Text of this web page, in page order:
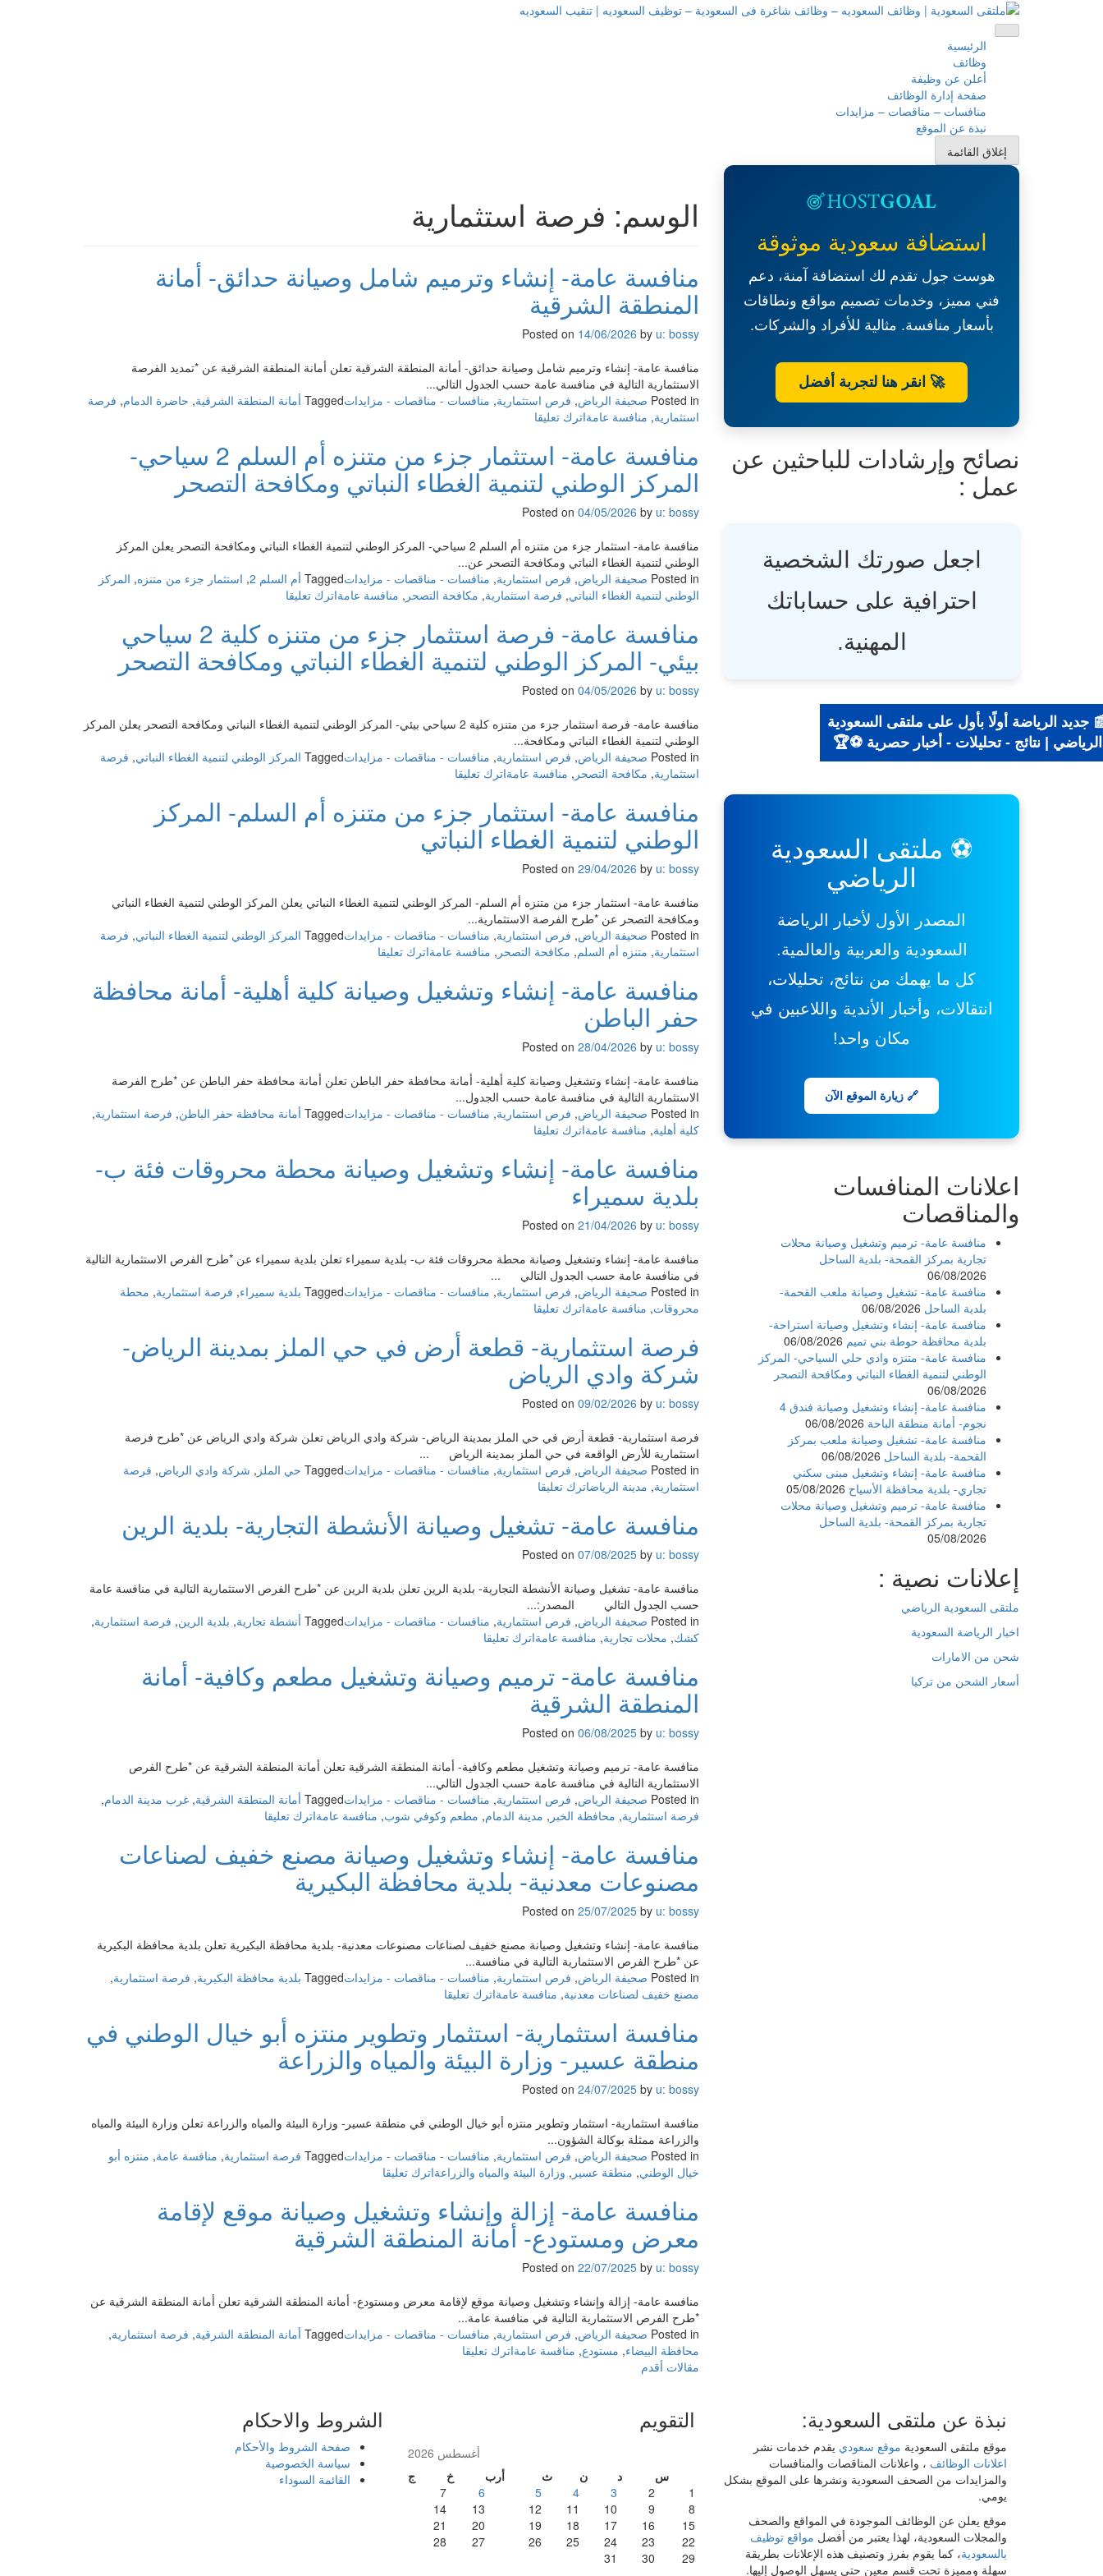
ملتقى السعودية | وظائف السعوديه – وظائف شاغرة فى السعودية – توظيف السعوديه | تنقيب السعوديه
ملتقى السعودية | وظائف السعوديه – وظائف شاغرة فى السعودية – توظيف السعوديه | تنقيب السعوديه
الرئيسية
وظائف
أعلن عن وظيفة
صفحة إدارة الوظائف
منافسات – مناقصات – مزايدات
نبذة عن الموقع
إغلاق القائمة
الوسم: فرصة استثمارية
منافسة عامة- إنشاء وترميم شامل وصيانة حدائق- أمانة
المنطقة الشرقية
Posted on 14/06/2026 by u: bossy
منافسة عامة- إنشاء وترميم شامل وصيانة حدائق- أمانة المنطقة الشرقية تعلن أمانة المنطقة الشرقية عن *تمديد الفرصة
الاستثمارية التالية في منافسة عامة حسب الجدول التالي...
Posted in صحيفة الرياض, فرص استثمارية, منافسات - مناقصات - مزايداتTagged أمانة المنطقة الشرقية, حاضرة الدمام, فرصة
استثمارية, منافسة عامةاترك تعليقا
عامة-
إنشاء
وترميم
شامل
وصيانة
أمانة
المنطقة
الشرقية
منافسة عامة- استثمار جزء من متنزه أم السلم 2 سياحي-
المركز الوطني لتنمية الغطاء النباتي ومكافحة التصحر
Posted on 04/05/2026 by u: bossy
منافسة عامة- استثمار جزء من متنزه أم السلم 2 سياحي- المركز الوطني لتنمية الغطاء النباتي ومكافحة التصحر يعلن المركز
الوطني لتنمية الغطاء النباتي ومكافحة التصحر عن...
Posted in صحيفة الرياض, فرص استثمارية, منافسات - مناقصات - مزايداتTagged أم السلم 2 , استثمار جزء من متنزه, المركز
الوطني لتنمية الغطاء النباتي, فرصة استثمارية, مكافحة التصحر , منافسة عامةاترك تعليقا
عامة-
استثمار
جزء
من
السلم
سياحي-
لتنمية
الغطاء
منافسة عامة- فرصة استثمار جزء من متنزه كلية 2 سياحي
بيئي- المركز الوطني لتنمية الغطاء النباتي ومكافحة التصحر
Posted on 04/05/2026 by u: bossy
منافسة عامة- فرصة استثمار جزء من متنزه كلية 2 سياحي بيئي- المركز الوطني لتنمية الغطاء النباتي ومكافحة التصحر يعلن المركز
الوطني لتنمية الغطاء النباتي ومكافحة...
Posted in صحيفة الرياض, فرص استثمارية, منافسات - مناقصات - مزايداتTagged المركز الوطني لتنمية الغطاء النباتي, فرصة
استثمارية, مكافحة التصحر , منافسة عامةاترك تعليقا
فرصة
استثمار
جزء
كلية
سياحي
بيئي-
الوطني
لتنمية
منافسة عامة- استثمار جزء من متنزه أم السلم- المركز
الوطني لتنمية الغطاء النباتي
Posted on 29/04/2026 by u: bossy
منافسة عامة- استثمار جزء من متنزه أم السلم- المركز الوطني لتنمية الغطاء النباتي يعلن المركز الوطني لتنمية الغطاء النباتي
ومكافحة التصحر عن *طرح الفرصة الاستثمارية...
Posted in صحيفة الرياض, فرص استثمارية, منافسات - مناقصات - مزايداتTagged المركز الوطني لتنمية الغطاء النباتي, فرصة
استثمارية, متنزه أم السلم, مكافحة التصحر , منافسة عامةاترك تعليقا
عامة-
استثمار
السلم-
الوطني
النباتي
منافسة عامة- إنشاء وتشغيل وصيانة كلية أهلية- أمانة محافظة
حفر الباطن
Posted on 28/04/2026 by u: bossy
منافسة عامة- إنشاء وتشغيل وصيانة كلية أهلية- أمانة محافظة حفر الباطن تعلن أمانة محافظة حفر الباطن عن *طرح الفرصة
الاستثمارية التالية في منافسة عامة حسب الجدول...
Posted in صحيفة الرياض, فرص استثمارية, منافسات - مناقصات - مزايداتTagged أمانة محافظة حفر الباطن, فرصة استثمارية,
كلية أهلية, منافسة عامةاترك تعليقا
عامة-
إنشاء
كلية
أمانة
محافظة
حفر
منافسة عامة- إنشاء وتشغيل وصيانة محطة محروقات فئة ب-
بلدية سميراء
Posted on 21/04/2026 by u: bossy
منافسة عامة- إنشاء وتشغيل وصيانة محطة محروقات فئة ب- بلدية سميراء تعلن بلدية سميراء عن *طرح الفرص الاستثمارية التالية
في منافسة عامة حسب الجدول التالي ...
Posted in صحيفة الرياض, فرص استثمارية, منافسات - مناقصات - مزايداتTagged بلدية سميراء, فرصة استثمارية, محطة
محروقات, منافسة عامةاترك تعليقا
عامة-
إنشاء
وتشغيل
وصيانة
محطة
فئة
ب-
بلدية
فرصة استثمارية- قطعة أرض في حي الملز بمدينة الرياض-
شركة وادي الرياض
Posted on 09/02/2026 by u: bossy
فرصة استثمارية- قطعة أرض في حي الملز بمدينة الرياض- شركة وادي الرياض تعلن شركة وادي الرياض عن *طرح فرصة
استثمارية للأرض الواقعة في حي الملز بمدينة الرياض ...
Posted in صحيفة الرياض, فرص استثمارية, منافسات - مناقصات - مزايداتTagged حي الملز , شركة وادي الرياض, فرصة
استثمارية, مدينة الرياضاترك تعليقا
استثمارية-
قطعة
أرض
حي
الملز
بمدينة
الرياض-
شركة
الرياض
منافسة عامة- تشغيل وصيانة الأنشطة التجارية- بلدية الرين
Posted on 07/08/2025 by u: bossy
منافسة عامة- تشغيل وصيانة الأنشطة التجارية- بلدية الرين تعلن بلدية الرين عن *طرح الفرص الاستثمارية التالية في منافسة عامة
حسب الجدول التالي المصدر:...
Posted in صحيفة الرياض, فرص استثمارية, منافسات - مناقصات - مزايداتTagged أنشطة تجارية, بلدية الرين, فرصة استثمارية,
كشك, محلات تجارية, منافسة عامةاترك تعليقا
تشغيل
الرين
منافسة عامة- ترميم وصيانة وتشغيل مطعم وكافية- أمانة
المنطقة الشرقية
Posted on 06/08/2025 by u: bossy
منافسة عامة- ترميم وصيانة وتشغيل مطعم وكافية- أمانة المنطقة الشرقية تعلن أمانة المنطقة الشرقية عن *طرح الفرص
الاستثمارية التالية في منافسة عامة حسب الجدول التالي...
Posted in صحيفة الرياض, فرص استثمارية, منافسات - مناقصات - مزايداتTagged أمانة المنطقة الشرقية, غرب مدينة الدمام,
فرصة استثمارية, محافظة الخبر , مدينة الدمام, مطعم وكوفي شوب, منافسة عامةاترك تعليقا
عامة-
ترميم
أمانة
الشرقية
منافسة عامة- إنشاء وتشغيل وصيانة مصنع خفيف لصناعات
مصنوعات معدنية- بلدية محافظة البكيرية
Posted on 25/07/2025 by u: bossy
منافسة عامة- إنشاء وتشغيل وصيانة مصنع خفيف لصناعات مصنوعات معدنية- بلدية محافظة البكيرية تعلن بلدية محافظة البكيرية
عن *طرح الفرص الاستثمارية التالية في منافسة...
Posted in صحيفة الرياض, فرص استثمارية, منافسات - مناقصات - مزايداتTagged بلدية محافظة البكيرية, فرصة استثمارية,
مصنع خفيف لصناعات معدنية, منافسة عامةاترك تعليقا
إنشاء
وتشغيل
وصيانة
لصناعات
معدنية-
بلدية
البكيرية
منافسة استثمارية- استثمار وتطوير منتزه أبو خيال الوطني في
منطقة عسير- وزارة البيئة والمياه والزراعة
Posted on 24/07/2025 by u: bossy
منافسة استثمارية- استثمار وتطوير منتزه أبو خيال الوطني في منطقة عسير- وزارة البيئة والمياه والزراعة تعلن وزارة البيئة والمياه
والزراعة ممثلة بوكالة الشؤون...
Posted in صحيفة الرياض, فرص استثمارية, منافسات - مناقصات - مزايداتTagged فرصة استثمارية, منافسة عامة, منتزه أبو
خيال الوطني, منطقة عسير , وزارة البيئة والمياه والزراعةاترك تعليقا
استثمارية-
استثمار
وتطوير
منتزه
الوطني
منطقة
والزراعة
منافسة عامة- إزالة وإنشاء وتشغيل وصيانة موقع لإقامة
معرض ومستودع- أمانة المنطقة الشرقية
Posted on 22/07/2025 by u: bossy
منافسة عامة- إزالة وإنشاء وتشغيل وصيانة موقع لإقامة معرض ومستودع- أمانة المنطقة الشرقية تعلن أمانة المنطقة الشرقية عن
*طرح الفرص الاستثمارية التالية في منافسة عامة...
Posted in صحيفة الرياض, فرص استثمارية, منافسات - مناقصات - مزايداتTagged أمانة المنطقة الشرقية, فرصة استثمارية,
محافظة البيضاء, مستودع, مناقسة عامةاترك تعليقا
وصيانة
موقع
لإقامة
معرض
ومستودع-
أمانة
المنطقة
تصفّح
مقالات أقدم
استضافة سعودية موثوقة
هوست جول تقدم لك استضافة آمنة، دعم
فني مميز، وخدمات تصميم مواقع ونطاقات
بأسعار منافسة. مثالية للأفراد والشركات.
🚀 انقر هنا لتجربة أفضل
نصائح وإرشادات للباحثين عن
عمل :
اجعل صورتك الشخصية
احترافية على حساباتك
المهنية.
📰 جديد الرياضة أولًا بأول على ملتقى السعودية
الرياضي | نتائج - تحليلات - أخبار حصرية ⚽🏆
⚽ ملتقى السعودية
الرياضي
المصدر الأول لأخبار الرياضة
السعودية والعربية والعالمية.
كل ما يهمك من نتائج، تحليلات،
انتقالات، وأخبار الأندية واللاعبين في
مكان واحد!
🔗 زيارة الموقع الآن
اعلانات المنافسات
والمناقصات
منافسة عامة- ترميم وتشغيل وصيانة محلات
تجارية بمركز القمحة- بلدية الساحل
06/08/2026
منافسة عامة- تشغيل وصيانة ملعب القحمة-
بلدية الساحل 06/08/2026
منافسة عامة- إنشاء وتشغيل وصيانة استراحة-
بلدية محافظة حوطة بني تميم 06/08/2026
منافسة عامة- متنزه وادي حلي السياحي- المركز
الوطني لتنمية الغطاء النباتي ومكافحة التصحر
06/08/2026
منافسة عامة- إنشاء وتشغيل وصيانة فندق 4
نجوم- أمانة منطقة الباحة 06/08/2026
منافسة عامة- تشغيل وصيانة ملعب بمركز
القحمة- بلدية الساحل 06/08/2026
منافسة عامة- إنشاء وتشغيل مبنى سكني
تجاري- بلدية محافظة الأسياح 05/08/2026
منافسة عامة- ترميم وتشغيل وصيانة محلات
تجارية بمركز القمحة- بلدية الساحل
05/08/2026
إعلانات نصية :
ملتقى السعودية الرياضي
اخبار الرياضة السعودية
شحن من الامارات
أسعار الشحن من تركيا
الشروط والاحكام
صفحة الشروط والأحكام
سياسة الخصوصية
القائمة السوداء
التقويم
أغسطس 2026
س
د ن ث أرب خ
ج
1
2
3
4
5
6
7
8
9
10
11
12
13
14
15
16
17
18
19
20
21
22
23
24
25
26
27
28
29
30
31
نبذة عن ملتقى السعودية:
موقع ملتقى السعودية موقع سعودي يقدم خدمات نشر
اعلانات الوظائف ، واعلانات المناقصات والمنافسات
والمزايدات من الصحف السعودية ونشرها على الموقع بشكل
يومي.
موقع يعلن عن الوظائف الموجودة في المواقع والصحف
والمجلات السعودية، لهذا يعتبر من أفضل مواقع توظيف
بالسعودية، كما يقوم بفرز وتصنيف هذه الإعلانات بطريقة
سهلة ومميزة تحت قسم معين حتى يسهل الوصول إليها.